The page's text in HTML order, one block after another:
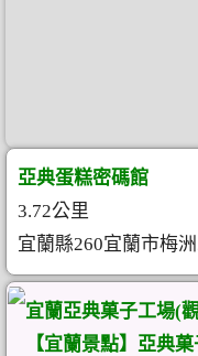
亞典蛋糕密碼館
3.72公里
宜蘭縣260宜蘭市梅
宜蘭亞典菓子工場(
【宜蘭景點】亞典